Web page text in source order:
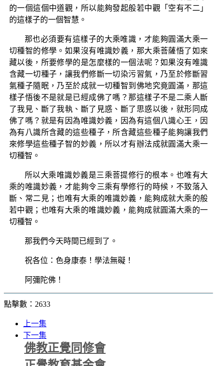
的一個這個中道觀，所以能夠發起般若中觀「空有不二」
的這樣子的一個智慧。
那也必須要有這樣子的大乘唯識，才能夠圓滿大乘一
切種智的修學。如果沒有唯識妙義，那大乘菩薩悟了如來
藏以後，所要修學的是怎麼樣的一個法呢？如果沒有唯識
含藏一切種子，讓我們修斷一切染污習氣，乃至於修斷習
氣種子隨眠，乃至於成就一切種智到佛地究竟圓滿，那這
樣子悟後不是就是已經成佛了嗎？那這樣子不是二乘人斷
了我見、斷了我執、斷了見惑、斷了思惑以後，就形同成
佛了嗎？就是有因為唯識妙義，因為有這個八識心王，因
為有八識所含藏的這些種子，所含藏這些種子能夠讓我們
來修學這些種子智的妙義，所以才有辦法成就圓滿大乘一
切種智。
所以大乘唯識妙義是三乘菩提修行的根本。也唯有大
乘的唯識妙義，才能夠令三乘有學修行的時候，不致落入
斷、常二見；也唯有大乘的唯識妙義，能夠成就大乘的般
若中觀；也唯有大乘的唯識妙義，能夠成就圓滿大乘的一
切種智。
那我們今天時間已經到了。
祝各位：色身康泰！學法無礙！
阿彌陀佛！
點擊數：2633
上一集
下一集
佛教正覺同修會